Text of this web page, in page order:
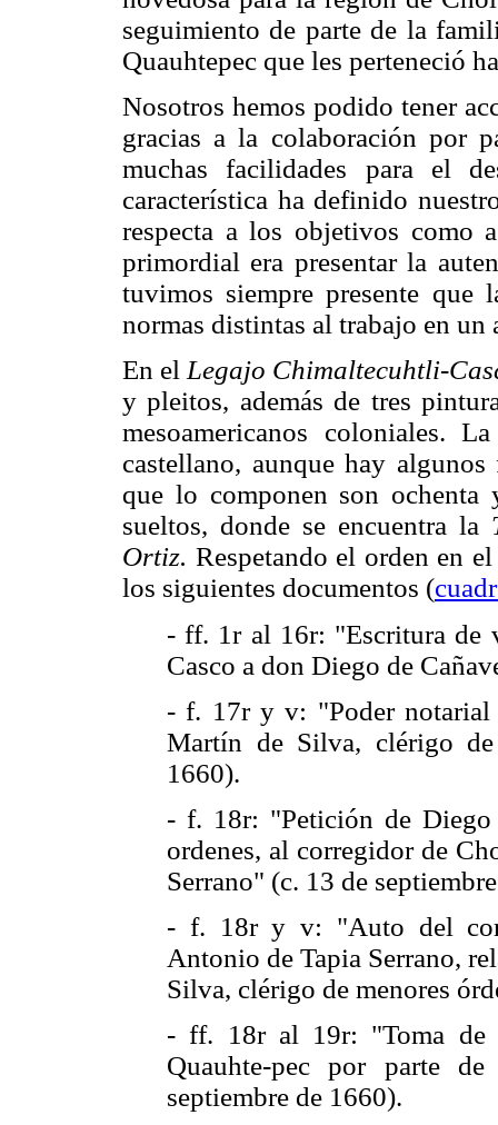
seguimiento de parte de la
Quauhtepec que les perteneció
Nosotros hemos podido tener
gracias a la colaboración por
muchas facilidades para el
característica ha definido
respecta a los objetivos como
primordial era presentar la
tuvimos siempre presente que
normas distintas al trabajo en
En el Legajo Chimaltecuhtli-
y pleitos, además de tres
mesoamericanos coloniales.
castellano, aunque hay
que lo componen son
sueltos, donde se encuentra la
Ortiz. Respetando el orden en
los siguientes documentos (
- ff. 1r al 16r: "Escritura de
Casco a don Diego de
- f. 17r y v: "Poder notarial
Martín de Silva, clérigo
1660).
- f. 18r: "Petición de
ordenes, al corregidor de
Serrano" (c. 13 de
- f. 18r y v: "Auto del
Antonio de Tapia Serrano,
Silva, clérigo de menores
- ff. 18r al 19r: "Toma de
Quauhte-pec por parte
septiembre de 1660).